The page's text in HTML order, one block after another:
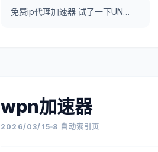
免费ip代理加速器 试了一下UNBLOCKCN，真好用。
wpn加速器
2026/03/15 8 自动索引页